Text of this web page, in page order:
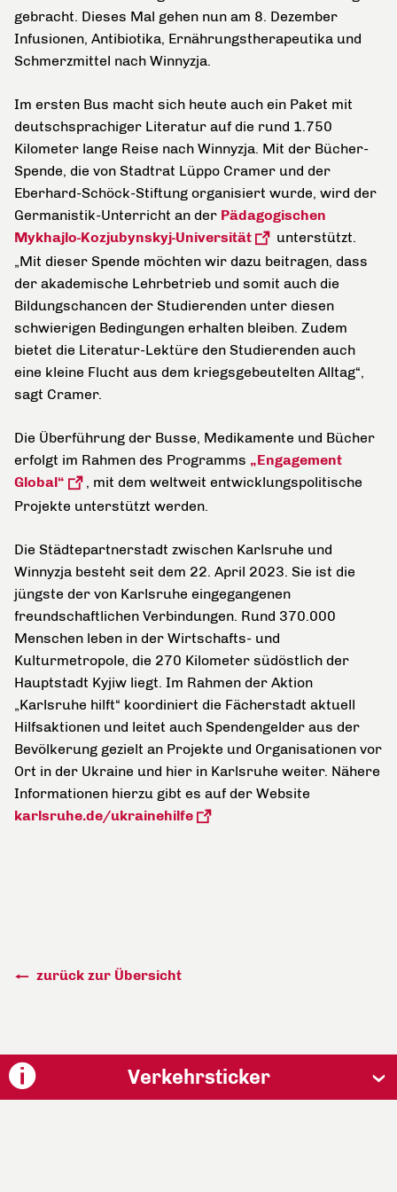
gebracht. Dieses Mal gehen nun am 8. Dezember
Infusionen, Antibiotika, Ernährungstherapeutika und
Schmerzmittel nach Winnyzja.
Im ersten Bus macht sich heute auch ein Paket mit
deutschsprachiger Literatur auf die rund 1.750
Kilometer lange Reise nach Winnyzja. Mit der Bücher-
Spende, die von Stadtrat Lüppo Cramer und der
Eberhard-Schöck-Stiftung organisiert wurde, wird der
Germanistik-Unterricht an der Pädagogischen
Mykhajlo-Kozjubynskyj-Universität
unterstützt.
„Mit dieser Spende möchten wir dazu beitragen, dass
der akademische Lehrbetrieb und somit auch die
Bildungschancen der Studierenden unter diesen
schwierigen Bedingungen erhalten bleiben. Zudem
bietet die Literatur-Lektüre den Studierenden auch
eine kleine Flucht aus dem kriegsgebeutelten Alltag“,
sagt Cramer.
Die Überführung der Busse, Medikamente und Bücher
erfolgt im Rahmen des Programms „Engagement
Global“
, mit dem weltweit entwicklungspolitische
Projekte unterstützt werden.
Die Städtepartnerstadt zwischen Karlsruhe und
Winnyzja besteht seit dem 22. April 2023. Sie ist die
jüngste der von Karlsruhe eingegangenen
freundschaftlichen Verbindungen. Rund 370.000
Menschen leben in der Wirtschafts- und
Kulturmetropole, die 270 Kilometer südöstlich der
Hauptstadt Kyjiw liegt. Im Rahmen der Aktion
„Karlsruhe hilft“ koordiniert die Fächerstadt aktuell
Hilfsaktionen und leitet auch Spendengelder aus der
Bevölkerung gezielt an Projekte und Organisationen vor
Ort in der Ukraine und hier in Karlsruhe weiter. Nähere
Informationen hierzu gibt es auf der Website
karlsruhe.de/ukrainehilfe
zurück zur Übersicht
Verkehrsticker